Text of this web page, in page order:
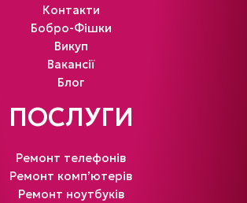
Контакти
Бобро-Фішки
Викуп
Вакансії
Блог
ПОСЛУГИ
Ремонт телефонів
Ремонт комп’ютерів
Ремонт ноутбуків